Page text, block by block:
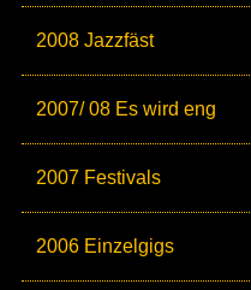
2008 Jazzfäst
2007/ 08 Es wird eng
2007 Festivals
2006 Einzelgigs